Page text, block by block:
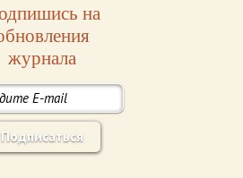
на
журнала
Подписаться